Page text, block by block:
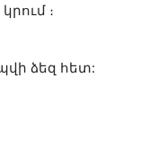
։
ձեզ հետ: